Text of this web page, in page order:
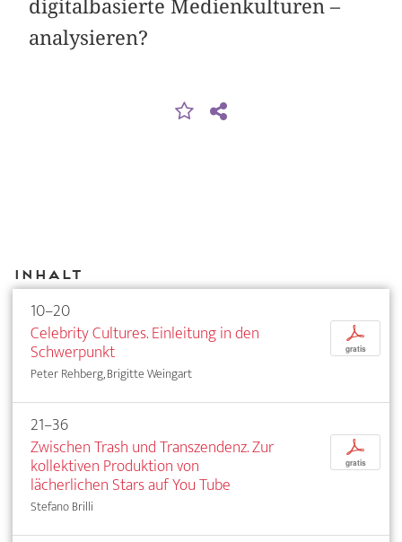
digitalbasierte Medienkulturen –
analysieren?
Inhalt
10–20
Celebrity Cultures. Einleitung in den
Schwerpunkt
Peter Rehberg, Brigitte Weingart
p
gratis
21–36
Zwischen Trash und Transzendenz. Zur
kollektiven Produktion von
lächerlichen Stars auf You Tube
Stefano Brilli
p
gratis